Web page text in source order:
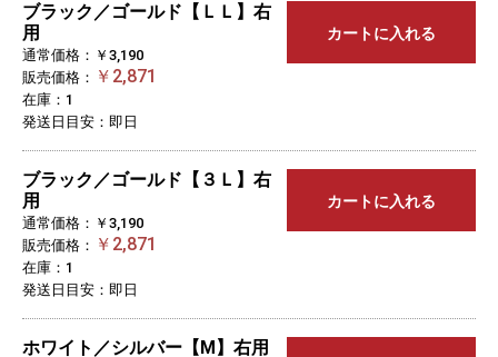
ブラック／ゴールド【ＬＬ】右
用
通常価格：￥3,190
販売価格： ￥2,871
在庫：1
発送日目安：即日
カートに入れる
ブラック／ゴールド【３Ｌ】右
用
通常価格：￥3,190
販売価格： ￥2,871
在庫：1
発送日目安：即日
カートに入れる
ホワイト／シルバー【M】右用